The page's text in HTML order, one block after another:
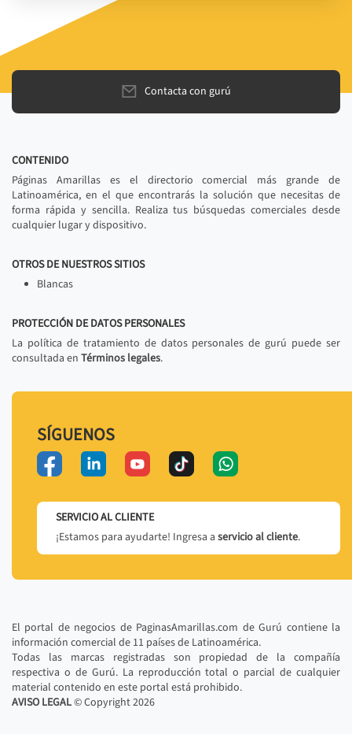
Contacta con gurú
CONTENIDO
Páginas Amarillas es el directorio comercial más grande de
Latinoamérica, en el que encontrarás la solución que necesitas de
forma rápida y sencilla. Realiza tus búsquedas comerciales desde
cualquier lugar y dispositivo.
OTROS DE NUESTROS SITIOS
Blancas
PROTECCIÓN DE DATOS PERSONALES
La política de tratamiento de datos personales de gurú puede ser
consultada en Términos legales.
SÍGUENOS
SERVICIO AL CLIENTE
¡Estamos para ayudarte! Ingresa a servicio al cliente.
El portal de negocios de PaginasAmarillas.com de Gurú contiene la
información comercial de 11 países de Latinoamérica.
Todas las marcas registradas son propiedad de la compañía
respectiva o de Gurú. La reproducción total o parcial de cualquier
material contenido en este portal está prohibido.
AVISO LEGAL© Copyright2026